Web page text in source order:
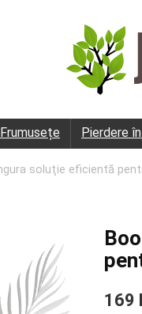
Frumusețe Pierdere
soluţie eficientă
169